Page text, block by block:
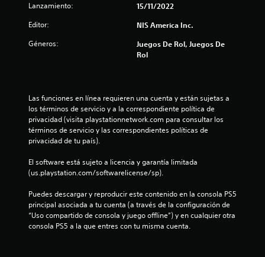
Lanzamiento: 15/11/2022
Editor: NIS America Inc.
Géneros:
Juegos De Rol, Juegos De
Rol
Las funciones en línea requieren una cuenta y están sujetas a
los términos de servicio y a la correspondiente política de
privacidad (visita playstationnetwork.com para consultar los
términos de servicio y las correspondientes políticas de
privacidad de tu país).
El software está sujeto a licencia y garantía limitada
(us.playstation.com/softwarelicense/sp).
Puedes descargar y reproducir este contenido en la consola PS5
principal asociada a tu cuenta (a través de la configuración de
“Uso compartido de consola y juego offline”) y en cualquier otra
consola PS5 a la que entres con tu misma cuenta.